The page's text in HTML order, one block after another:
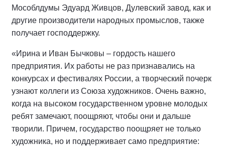
Мособлдумы Эдуард Живцов, Дулевский завод, как и
другие производители народных промыслов, также
получает господдержку.
«Ирина и Иван Бычковы – гордость нашего
предприятия. Их работы не раз признавались на
конкурсах и фестивалях России, а творческий почерк
узнают коллеги из Союза художников. Очень важно,
когда на высоком государственном уровне молодых
ребят замечают, поощряют, чтобы они и дальше
творили. Причем, государство поощряет не только
художника, но и поддерживает само предприятие: